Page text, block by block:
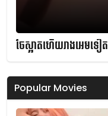
ចែស្អាតហើយរាងអេមទៀត
Popular Movies